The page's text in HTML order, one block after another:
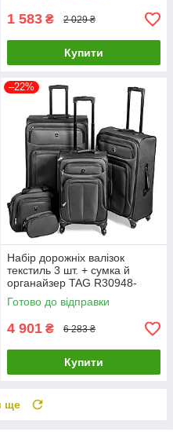
1 583 ₴ 2 029 ₴
Купити
–22%
Набір дорожніх валізок
текстиль 3 шт. + сумка й
органайзер TAG R30948-
Grey
Готово до відправки
4 901 ₴ 6 283 ₴
Купити
ще